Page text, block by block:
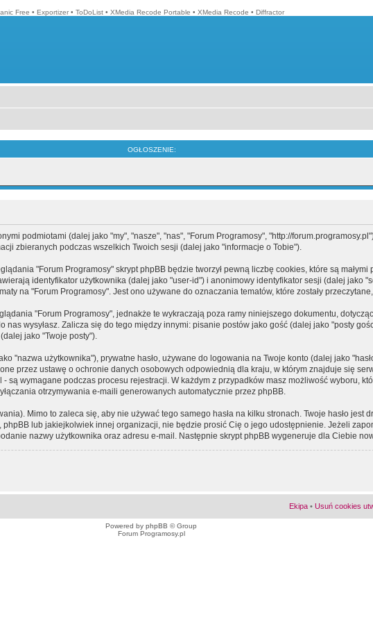
Free • Exportizer • ToDoList • XMedia Recode Portable • XMedia Recode • Diffractor
OGŁOSZENIE:
podmiotami (dalej jako "my", "nasze", "nas", "Forum Programosy", "http://
zbieranych podczas wszelkich Twoich sesji (dalej jako "informacje o Tobie").
"Forum Programosy" skrypt phpBB będzie tworzył pewną liczbę cookies, które są
identyfikator użytkownika (dalej jako "user-id") i anonimowy identyfikator sesji (dalej jako
na "Forum Programosy". Jest ono używane do oznaczania tematów, które zostały
"Forum Programosy", jednakże te wykraczają poza ramy niniejszego dokumentu,
wysyłasz. Zalicza się do tego między innymi: pisanie postów jako gość (dalej jako "posty
jako "Twoje posty").
"nazwa użytkownika"), prywatne hasło, używane do logowania na Twoje konto (dalej jako
przez ustawę o ochronie danych osobowych odpowiednią dla kraju, w którym znajduje się
są wymagane podczas procesu rejestracji. W każdym z przypadków masz możliwość wyboru,
otrzymywania e-maili generowanych automatycznie przez phpBB.
Mimo to zaleca się, aby nie używać tego samego hasła na kilku stronach. Twoje hasło jest
lub jakiejkolwiek innej organizacji, nie będzie prosić Cię o jego udostępnienie. Jeżeli
nazwy użytkownika oraz adresu e-mail. Następnie skrypt phpBB wygeneruje dla Ciebie
Ekipa • Usuń cookies
Powered by phpBB © Group
Forum Programosy.pl